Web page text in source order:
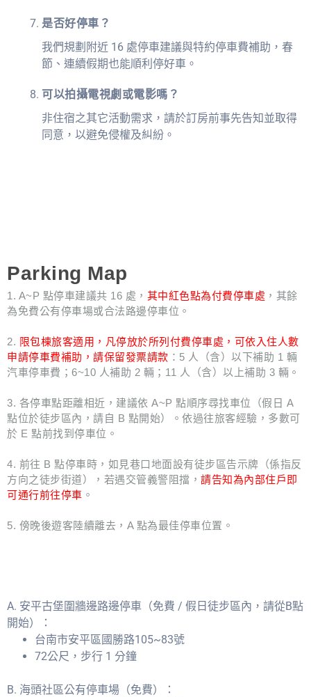
是否好停車？
我們規劃附近 16 處停車建議與特約停車費補助，春
節、連續假期也能順利停好車。
可以拍攝電視劇或電影嗎？
非住宿之其它活動需求，請於訂房前事先告知並取得
同意，以避免侵權及糾紛。
Parking Map
1. A~P 點停車建議共 16 處， 其中紅色點為付費停車處 ，其餘
為免費公有停車場或合法路邊停車位。
2. 限包棟旅客適用，凡停放於所列付費停車處，可依入住人數
申請停車費補助，請保留發票請款 ：5 人（含）以下補助 1 輛
汽車停車費；6~10 人補助 2 輛；11 人（含）以上補助 3 輛。
3. 各停車點距離相近，建議依 A~P 點順序尋找車位（假日 A
點位於徒步區內，請自 B 點開始）。依過往旅客經驗，多數可
於 E 點前找到停車位。
4. 前往 B 點停車時，如見巷口地面設有徒步區告示牌（係指反
方向之徒步街道），若遇交管義警阻擋， 請告知為內部住戶即
可通行前往停車 。
5. 傍晚後遊客陸續離去，A 點為最佳停車位置。
A. 安平古堡圍牆邊路邊停車（免費 / 假日徒步區內，請從B點
開始）：
台南市安平區國勝路105~83號
72公尺，步行 1 分鐘
B. 海頭社區公有停車場（免費）：